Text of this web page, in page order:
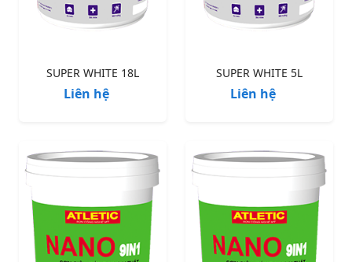
SUPER WHITE 18L
Liên hệ
SUPER WHITE 5L
Liên hệ